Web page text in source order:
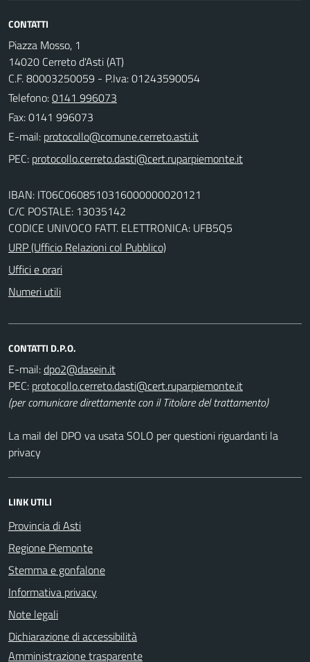
CONTATTI
Piazza Mosso, 1
14020 Cerreto d'Asti (AT)
C.F. 80003250059 - P.Iva: 01243590054
Telefono:0141 996073
Fax: 0141 996073
E-mail:
PEC:
IBAN: IT06C0608510316000000020121
C/C POSTALE: 13035142
CODICE UNIVOCO FATT. ELETTRONICA: UFB5Q5
URP (Ufficio Relazioni col Pubblico)
Uffici e orari
Numeri utili
CONTATTI D.P.O.
E-mail:
PEC:
(per comunicare direttamente con il Titolare del trattamento)
La mail del DPO va usata SOLO per questioni riguardanti la
privacy
LINK UTILI
Provincia di Asti
Regione Piemonte
Stemma e gonfalone
Informativa privacy
Note legali
Dichiarazione di accessibilità
Amministrazione trasparente